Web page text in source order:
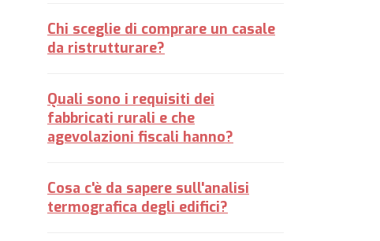
Chi sceglie di comprare un casale
da ristrutturare?
Quali sono i requisiti dei
fabbricati rurali e che
agevolazioni fiscali hanno?
Cosa c'è da sapere sull'analisi
termografica degli edifici?